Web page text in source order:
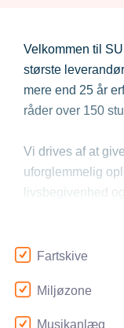
Velkommen til
største
mere end 25 år
råder over 150
Vi drives af at
uforglemmelig
livsbegivenhed
For at give Jer
først
og på samme tid
er hos jer og ikke
Fartskive
Miljøzone
Musikanlæg